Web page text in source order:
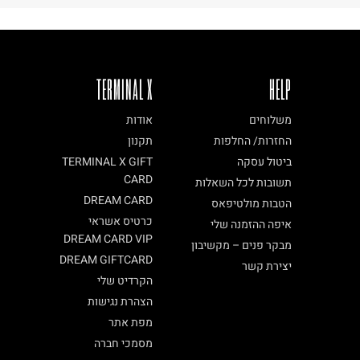
TERMINAL X
אודות
תקנון
TERMINAL X GIFT
CARD
DREAM CARD
כרטיס אשראי
DREAM CARD VIP
DREAM GIFTCARD
הקרדיט שלי
הצהרת נגישות
מפת אתר
מסמכי חברה
HELP
משלוחים
החזרות/ החלפות
ביטול עסקה
תשובות לכל השאלות
הטבות מולטיפאס
איפה ההזמנה שלי
מבקר פנים – מקשיבון
יצירת קשר